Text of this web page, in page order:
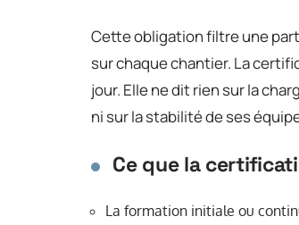
Cette obligation filtre une
sur chaque chantier. La
jour. Elle ne dit rien sur la
ni sur la stabilité de ses
Ce que la
La formation initiale ou